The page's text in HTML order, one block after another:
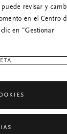
revisar y
en el Centro
en "Gestionar